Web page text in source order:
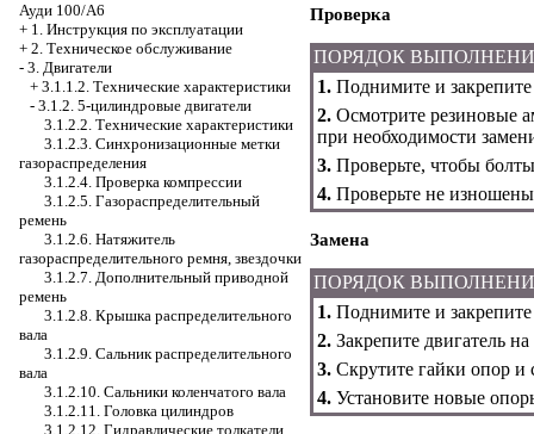
Ауди 100/А6
+ 1. Инструкция по эксплуатации
+ 2. Техническое обслуживание
- 3. Двигатели
+ 3.1.1.2. Технические характеристики
- 3.1.2. 5-цилиндровые двигатели
3.1.2.2. Технические характеристики
3.1.2.3. Синхронизационные метки
газораспределения
3.1.2.4. Проверка компрессии
3.1.2.5. Газораспределительный
ремень
3.1.2.6. Натяжитель
газораспределительного ремня, звездочки
3.1.2.7. Дополнительный приводной
ремень
3.1.2.8. Крышка распределительного
вала
3.1.2.9. Сальник распределительного
вала
3.1.2.10. Сальники коленчатого вала
3.1.2.11. Головка цилиндров
3.1.2.12. Гидравлические толкатели
Проверка
ПОРЯДОК
1. Поднимите и
2. Осмотрите резиновые
при необходимости
3. Проверьте, чтобы
4. Проверьте не
Замена
ПОРЯДОК
1. Поднимите и
2. Закрепите двигатель
3. Скрутите гайки опор
4. Установите новые